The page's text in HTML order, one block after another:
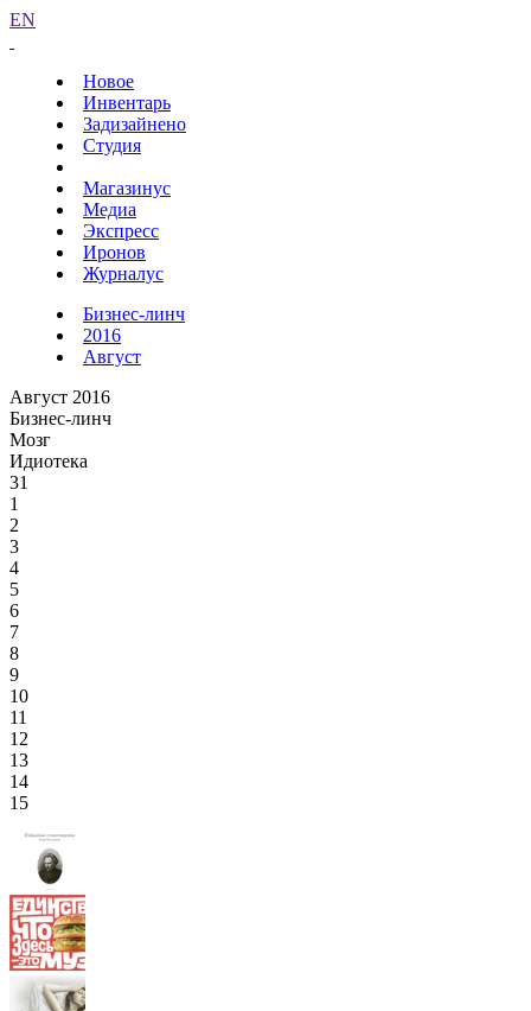
EN
Новое
Инвентарь
Задизайнено
Студия
Магазинус
Медиа
Экспресс
Иронов
Журналус
Бизнес-линч
2016
Август
Август 2016
Бизнес-линч
Мозг
Идиотека
31
1
2
3
4
5
6
7
8
9
10
11
12
13
14
15